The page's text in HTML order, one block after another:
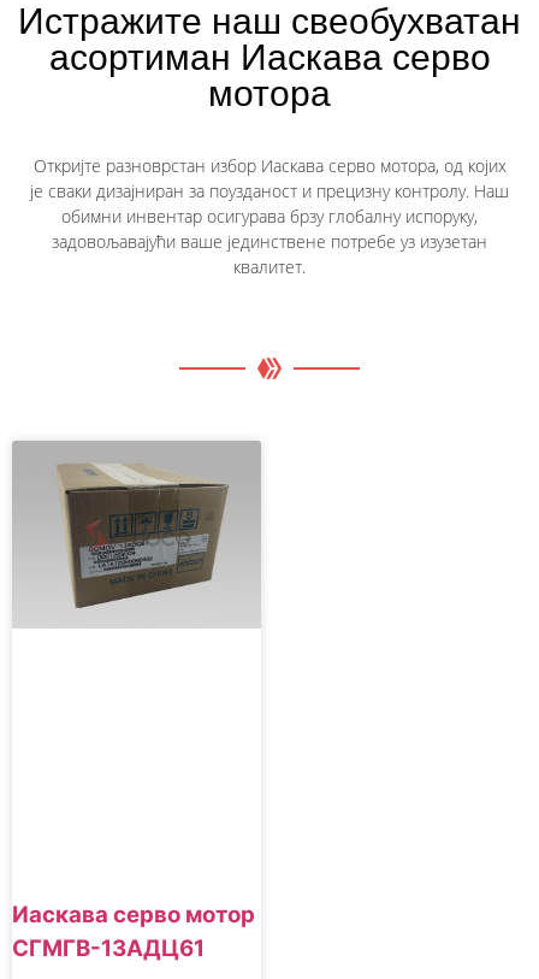
Истражите наш свеобухватан
асортиман Иаскава серво
мотора
Откријте разноврстан избор Иаскава серво мотора, од којих
је сваки дизајниран за поузданост и прецизну контролу. Наш
обимни инвентар осигурава брзу глобалну испоруку,
задовољавајући ваше јединствене потребе уз изузетан
квалитет.
Иаскава серво мотор
СГМГВ-13АДЦ61